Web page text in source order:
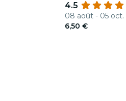
4.5
08 août - 05 oct.
6,50 €